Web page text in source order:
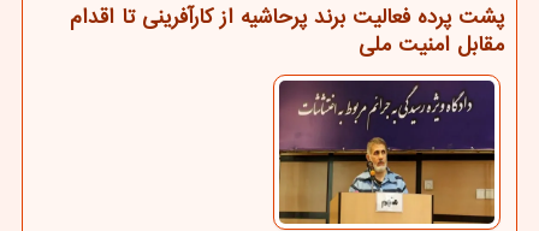
پشت پرده فعالیت برند پرحاشیه از کارآفرینی تا اقدام
مقابل امنیت ملی